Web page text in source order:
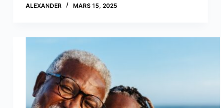
ALEXANDER MARS 15, 2025